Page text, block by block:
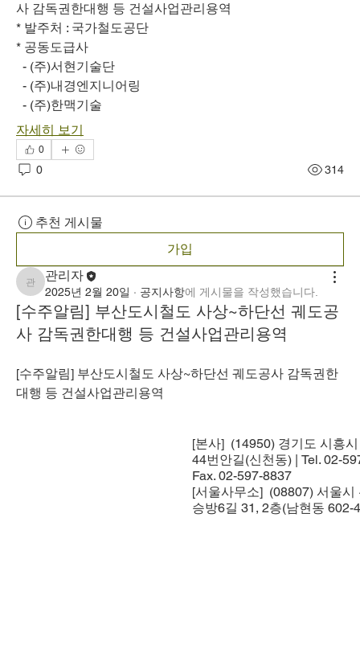
사 감독권한대행 등 건설사업관리용역
* 발주처 : 국가철도공단
* 공동도급사
- (주)서현기술단
- (주)내경엔지니어링
- (주)한맥기술
자세히 보기
0
0 314
추천 게시물
가입
관리자
관리자
2025년 2월 20일 · 공지사항에 게시물을 작성했습니다.
[수주알림] 부산도시철도 사상~하단선 궤도공
사 감독권한대행 등 건설사업관리용역
[수주알림] 부산도시철도 사상~하단선 궤도공사 감독권한
대행 등 건설사업관리용역
[본사] (14950) 경기도 시흥
44번안길(신천동) | Tel. 02-
Fax. 02-597-8837
[서울사무소] (08807) 서울시
승방6길 31, 2층(남현동 602-